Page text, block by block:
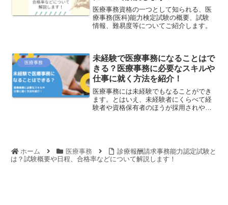
医療事務資格の一つとして知られる、医
療事務(医科)能力検定試験の概要、試験
情報、難易度等についてご紹介します。
医療事務
未経験で医療事務になることはで
きる？医療事務に必要なスキルや
仕事に就く方法を紹介！
医療事務には未経験でもなることができ
ます。とはいえ、未経験者にくらべて経
験者や資格保有者のほうが採用されやす
ホーム
医療事務
診療報酬請求事務能力認定試験と
は？試験概要や日程、合格率などについて解説します！